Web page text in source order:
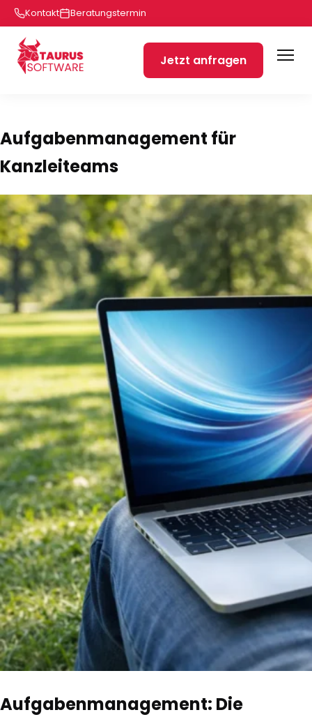
Kontakt Beratungstermin
Jetzt anfragen
Aufgabenmanagement für
Kanzleiteams
Aufgabenmanagement: Die